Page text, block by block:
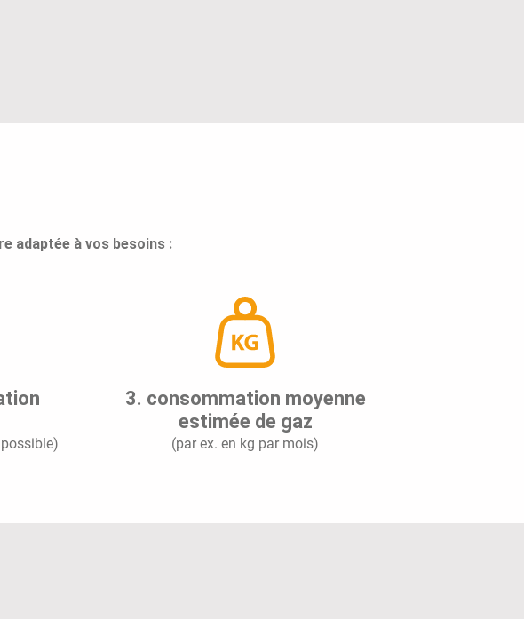
adaptée à vos besoins :
3. consommation moyenne
estimée de gaz
(par ex. en kg par mois)